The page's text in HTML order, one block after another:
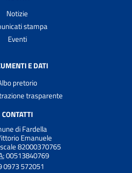
Notizie
stampa
Eventi
E DATI
pretorio
trasparente
CONTATTI
di Fardella
Emanuele
82000370765
00513840769
0973 572051